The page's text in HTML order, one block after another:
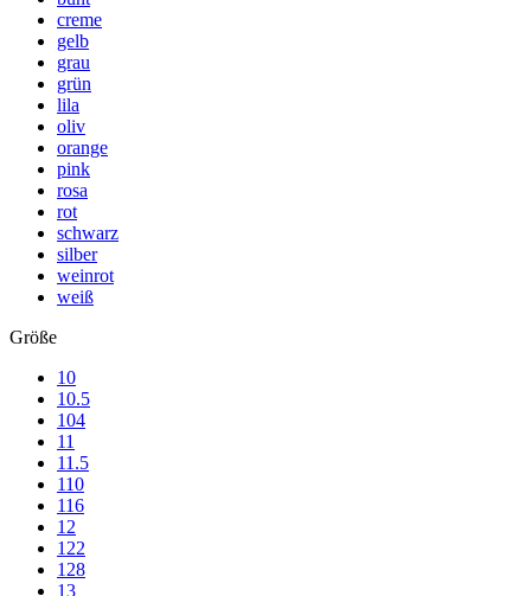
creme
gelb
grau
grün
lila
oliv
orange
pink
rosa
rot
schwarz
silber
weinrot
weiß
Größe
10
10.5
104
11
11.5
110
116
12
122
128
13